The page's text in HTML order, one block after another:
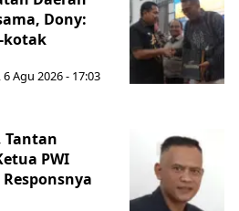
Dony:
kotak
6 Agu 2026 - 17:03
Tantan
PWI